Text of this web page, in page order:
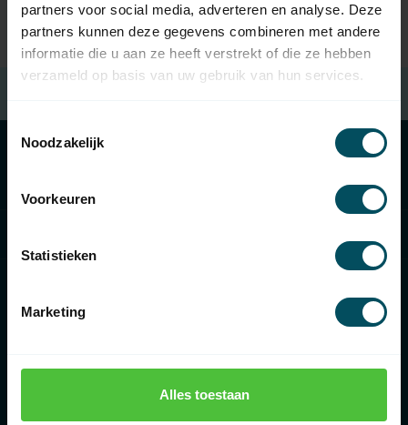
partners voor social media, adverteren en analyse. Deze
partners kunnen deze gegevens combineren met andere
informatie die u aan ze heeft verstrekt of die ze hebben
verzameld op basis van uw gebruik van hun services.
Toestemmingsselectie
Noodzakelijk
Voorkeuren
Statistieken
Marketing
Alles toestaan
Rolluikonderdelen.nl